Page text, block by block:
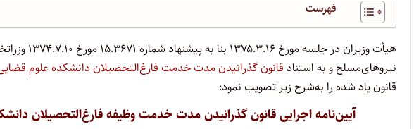
فهرست
هیأت وزیران
نیروهای‌مسلح و به استناد قانون گذرانیدن مدت خدمت فارغ‌التحصیلان دانشکده علوم
قانون یاد شده را به‌شرح زیر تصویب نمود:
آیین‌نامه اجرایی قانون گذرانیدن مدت خدمت وظیفه فارغ‌التحصیلان